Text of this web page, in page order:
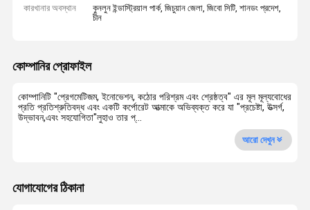
কারখানার অবস্থান
কুনলুন ইন্ডাস্ট্রিয়াল পার্ক, জিচুয়ান জেলা, জিবো সিটি, শানডং প্রদেশ,
চীন
কোম্পানির প্রোফাইল
কোম্পানিটি "প্রেগমেটিজম, ইনোভেশন, কঠোর পরিশ্রম এবং শ্রেষ্ঠত্ব" এর মূল মূল্যবোধের
প্রতি প্রতিশ্রুতিবদ্ধ এবং একটি কর্পোরেট আত্মাকে অভিব্যক্ত করে যা "প্রচেষ্টা, উত্সর্গ,
উদ্ভাবন,এবং সহযোগিতা"লুহাও তার প্...
আরো দেখুন
যোগাযোগের ঠিকানা